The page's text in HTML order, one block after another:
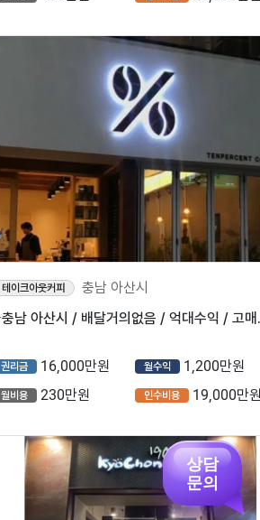
테이크아웃커피
충남 아산시
⭐충남
권리금 16,000만원 월수익 1,200만원
월비용 230만원 인수비용 19,000만
상담
문의